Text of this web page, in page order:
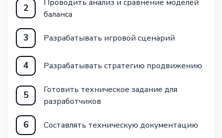
2
Проводить анализ и сравнение моделей
баланса
3 Разрабатывать игровой сценарий
4 Разрабатывать стратегию продвижению
5
Готовить техническое задание для
разработчиков
6 Составлять техническую документацию